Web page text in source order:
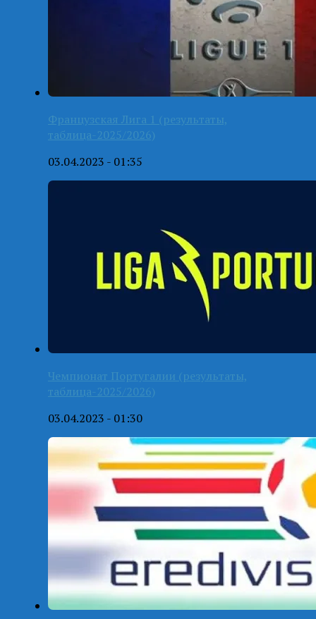
Французская Лига 1 (результаты,
таблица-2025/2026)
03.04.2023 - 01:35
Чемпионат Португалии (результаты,
таблица-2025/2026)
03.04.2023 - 01:30